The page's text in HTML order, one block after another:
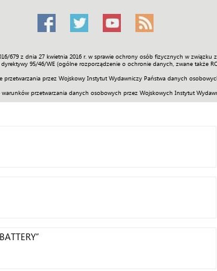
679 z dnia 27 kwietnia 2016 r. w sprawie ochrony osób fizycznych w
95/46/WE (ogólne rozporządzenie o ochronie danych, zwane także
przez Wojskowy Instytut Wydawniczy Państwa danych
warunków przetwarzania danych osobowych przez Wojskowych Instytut
Sport Historia Galerie Wideo